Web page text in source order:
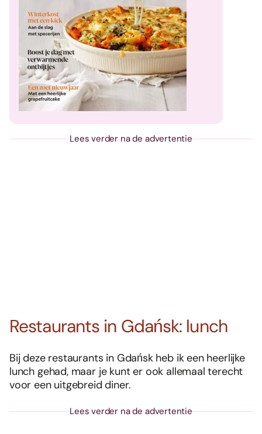
Lees verder na de advertentie
Restaurants in Gdańsk: lunch
Bij deze restaurants in Gdańsk heb ik een heerlijke
lunch gehad, maar je kunt er ook allemaal terecht
voor een uitgebreid diner.
Lees verder na de advertentie